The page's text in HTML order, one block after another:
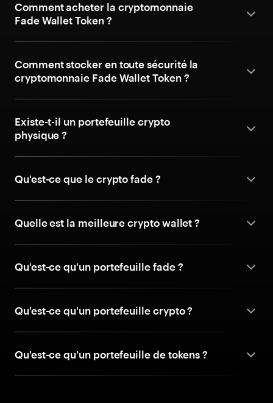
Comment acheter la cryptomonnaie
Fade Wallet Token ?
Comment stocker en toute sécurité la
cryptomonnaie Fade Wallet Token ?
Existe-t-il un portefeuille crypto
physique ?
Qu'est-ce que le crypto fade ?
Quelle est la meilleure crypto wallet ?
Qu'est-ce qu'un portefeuille fade ?
Qu'est-ce qu'un portefeuille crypto ?
Qu'est-ce qu'un portefeuille de tokens ?